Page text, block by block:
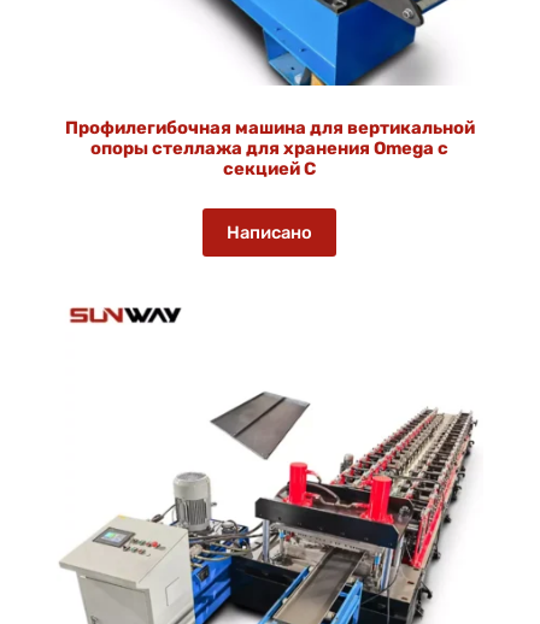
Профилегибочная машина для вертикальной
опоры стеллажа для хранения Omega с
секцией C
Написано